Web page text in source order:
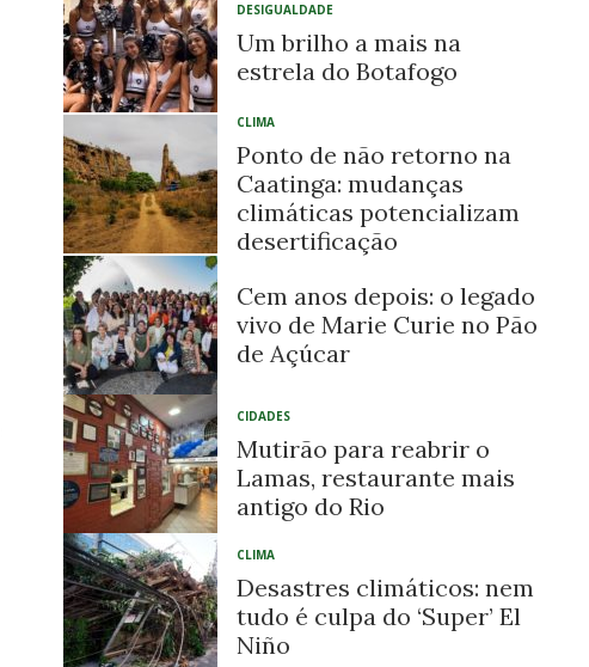
DESIGUALDADE
Um brilho a mais na
estrela do Botafogo
CLIMA
Ponto de não retorno na
Caatinga: mudanças
climáticas potencializam
desertificação
Cem anos depois: o legado
vivo de Marie Curie no Pão
de Açúcar
CIDADES
Mutirão para reabrir o
Lamas, restaurante mais
antigo do Rio
CLIMA
Desastres climáticos: nem
tudo é culpa do ‘Super’ El
Niño